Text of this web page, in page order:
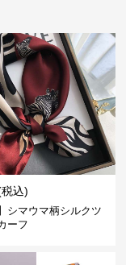
込)
シマウマ柄シルクツ
ーフ